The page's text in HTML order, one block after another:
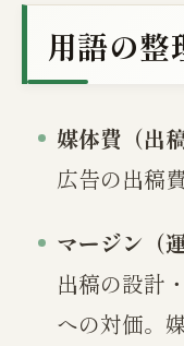
用語の整
媒体費（出
広告の出稿
マージン（
出稿の設計
への対価。